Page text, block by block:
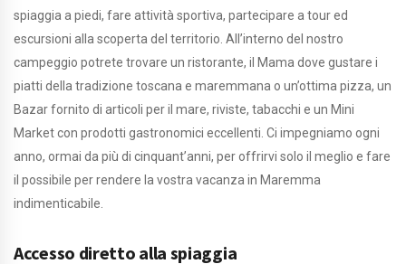
spiaggia a piedi, fare attività sportiva, partecipare a tour ed
escursioni alla scoperta del territorio. All’interno del nostro
campeggio potrete trovare un ristorante, il Mama dove gustare i
piatti della tradizione toscana e maremmana o un’ottima pizza, un
Bazar fornito di articoli per il mare, riviste, tabacchi e un Mini
Market con prodotti gastronomici eccellenti. Ci impegniamo ogni
anno, ormai da più di cinquant’anni, per offrirvi solo il meglio e fare
il possibile per rendere la vostra vacanza in Maremma
indimenticabile.
Accesso diretto alla spiaggia